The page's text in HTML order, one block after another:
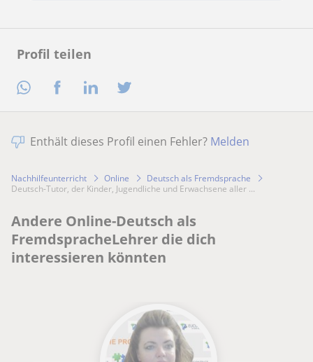
Profil teilen
Enthält dieses Profil einen Fehler? Melden
Nachhilfeunterricht Online
Deutsch als Fremdsprache
Deutsch-Tutor, der Kinder, Jugendliche und Erwachsene aller ...
Andere Online-Deutsch als
FremdspracheLehrer die dich
interessieren könnten